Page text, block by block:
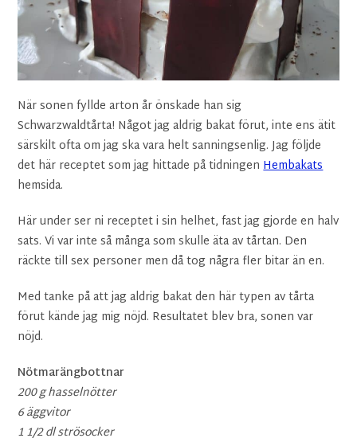
När sonen fyllde arton år önskade han sig
Schwarzwaldtårta! Något jag aldrig bakat förut, inte ens ätit
särskilt ofta om jag ska vara helt sanningsenlig. Jag följde
det här receptet som jag hittade på tidningenHembakats
hemsida.
Här under ser ni receptet i sin helhet, fast jag gjorde en halv
sats. Vi var inte så många som skulle äta av tårtan. Den
räckte till sex personer men då tog några fler bitar än en.
Med tanke på att jag aldrig bakat den här typen av tårta
förut kände jag mig nöjd. Resultatet blev bra, sonen var
nöjd.
Nötmarängbottnar
200 g hasselnötter
6 äggvitor
1 1/2 dl strösocker